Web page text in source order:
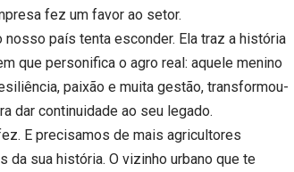
fez um favor ao setor.
país tenta esconder. Ela traz a história
que personifica o agro real: aquele menino
paixão e muita gestão, transformou-
dar continuidade ao seu legado.
E precisamos de mais agricultores
sua história. O vizinho urbano que te